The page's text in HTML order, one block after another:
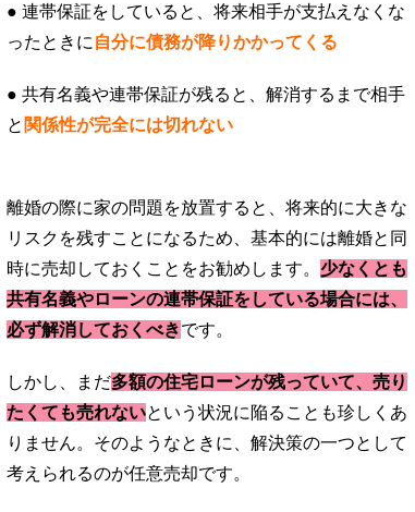
● 連帯保証をしていると、将来相手が支払えなくな
ったときに 自分に債務が降りかかってくる
● 共有名義や連帯保証が残ると、解消するまで相手
と 関係性が完全には切れない
離婚の際に家の問題を放置すると、将来的に大きな
リスクを残すことになるため、基本的には離婚と同
時に売却しておくことをお勧めします。 少なくとも
共有名義やローンの連帯保証をしている場合には、
必ず解消しておくべきです。
しかし、まだ多額の住宅ローンが残っていて、売り
たくても売れないという状況に陥ることも珍しくあ
りません。そのようなときに、解決策の一つとして
考えられるのが任意売却です。